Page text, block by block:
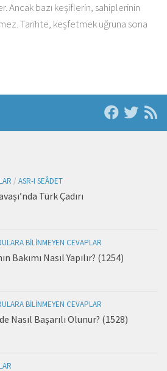
Ancak bazı keşiflerin, sahiplerinin
Tarihte, keşfetmek uğruna sona
/ ASR-I SEÂDET
Türk Çadırı
BILINMEYEN CEVAPLAR
Bakımı Nasıl Yapılır? (1254)
BILINMEYEN CEVAPLAR
Nasıl Başarılı Olunur? (1528)